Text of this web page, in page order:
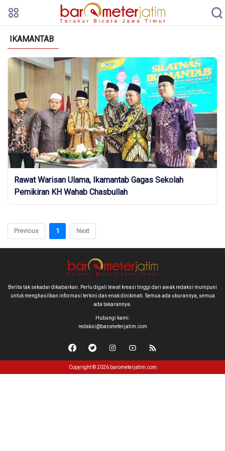
IKAMANTAB
Rawat Warisan Ulama, Ikamantab Gagas Sekolah
Pemikiran KH Wahab Chasbullah
Previous 1 Next
Berita tak sekadar dikabarkan. Perlu digali lewat kreasi tinggi dari awak redaksi mumpuni
untuk menghasilkan informasi terkini dan enak dinikmati. Semua ada ukurannya, semua
ada takarannya.
Hubungi kami:
redaksi@barometerjatim.com
Copyright © 2026 barometerjatim.com